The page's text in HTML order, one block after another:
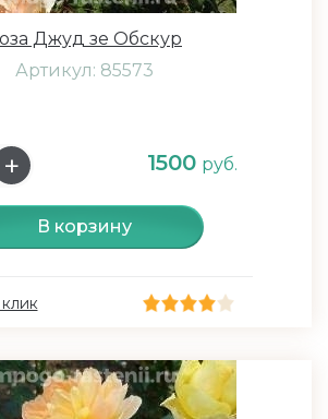
Джуд зе Обскур
Артикул: 85573
1500 руб.
В корзину